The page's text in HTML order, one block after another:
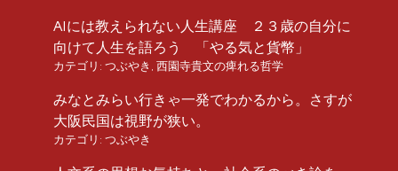
AIには教えられない人生講座 ２３歳の自分に
向けて人生を語ろう 「やる気と貨幣」
カテゴリ: つぶやき , 西園寺貴文の痺れる哲学
みなとみらい行きゃ一発でわかるから。さすが
大阪民国は視野が狭い。
カテゴリ: つぶやき